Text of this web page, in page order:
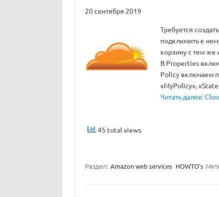
20 сентября 2019
Требуется
подключить к
корзину с тем же
В Properties
Policy включаем
«MyPolicy»,
Читать далее:
45 total views
Раздел: Amazon web services HOWTO's